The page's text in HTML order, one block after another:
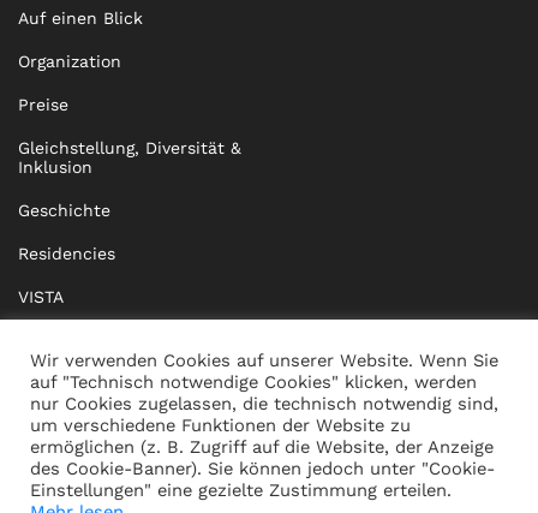
Auf einen Blick
Organization
Preise
Gleichstellung, Diversität &
Inklusion
Geschichte
Residencies
VISTA
BRIDGE Network
Dokumente
Wir verwenden Cookies auf unserer Website. Wenn Sie
auf "Technisch notwendige Cookies" klicken, werden
nur Cookies zugelassen, die technisch notwendig sind,
um verschiedene Funktionen der Website zu
ermöglichen (z. B. Zugriff auf die Website, der Anzeige
des Cookie-Banner). Sie können jedoch unter "Cookie-
Einstellungen" eine gezielte Zustimmung erteilen.